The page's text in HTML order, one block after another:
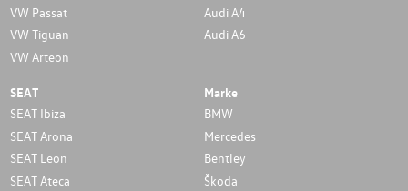
VW Passat
VW Tiguan
VW Arteon
Audi A4
Audi A6
SEAT
SEAT Ibiza
SEAT Arona
SEAT Leon
SEAT Ateca
Marke
BMW
Mercedes
Bentley
Škoda